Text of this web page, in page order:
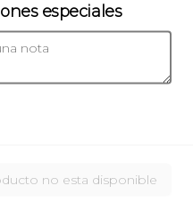
especiales
no esta disponible